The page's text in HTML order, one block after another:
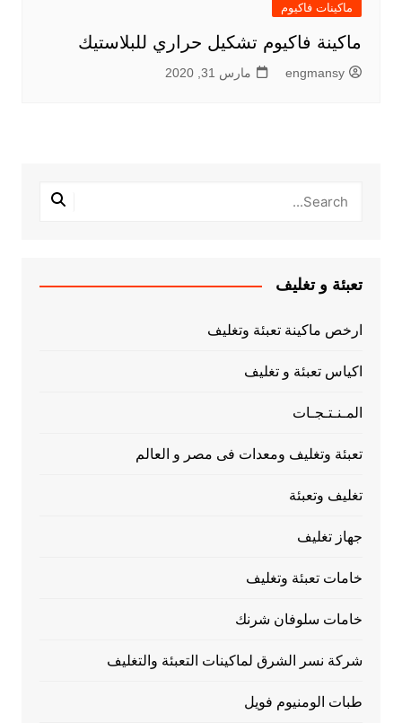
ماكينات فاكيوم
ماكينة فاكيوم تشكيل حراري للبلاستيك
engmansy مارس 31, 2020
تعبئة و تغليف
ارخص ماكينة تعبئة وتغليف
اكياس تعبئة و تغليف
المـنـتـجـات
تعبئة وتغليف ومعدات فى مصر و العالم
تغليف وتعبئة
جهاز تغليف
خامات تعبئة وتغليف
خامات سلوفان شرنك
شركة نسر الشرق لماكينات التعبئة والتغليف
طبات الومنيوم فويل